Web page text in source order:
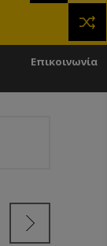
Επικοινωνία